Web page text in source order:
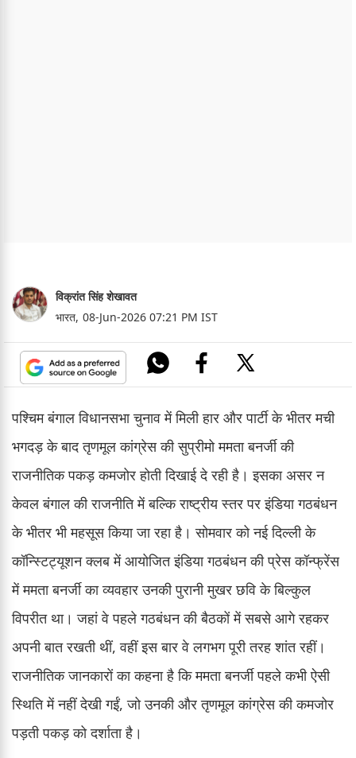
विक्रांत सिंह शेखावत
भारत, 08-Jun-2026 07:21 PM IST
पश्चिम बंगाल विधानसभा चुनाव में मिली हार और पार्टी के भीतर मची
भगदड़ के बाद तृणमूल कांग्रेस की सुप्रीमो ममता बनर्जी की
राजनीतिक पकड़ कमजोर होती दिखाई दे रही है। इसका असर न
केवल बंगाल की राजनीति में बल्कि राष्ट्रीय स्तर पर इंडिया गठबंधन
के भीतर भी महसूस किया जा रहा है। सोमवार को नई दिल्ली के
कॉन्स्टिट्यूशन क्लब में आयोजित इंडिया गठबंधन की प्रेस कॉन्फ्रेंस
में ममता बनर्जी का व्यवहार उनकी पुरानी मुखर छवि के बिल्कुल
विपरीत था। जहां वे पहले गठबंधन की बैठकों में सबसे आगे रहकर
अपनी बात रखती थीं, वहीं इस बार वे लगभग पूरी तरह शांत रहीं।
राजनीतिक जानकारों का कहना है कि ममता बनर्जी पहले कभी ऐसी
स्थिति में नहीं देखी गईं, जो उनकी और तृणमूल कांग्रेस की कमजोर
पड़ती पकड़ को दर्शाता है।